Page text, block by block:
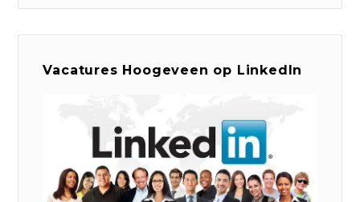
Vacatures Hoogeveen op LinkedIn